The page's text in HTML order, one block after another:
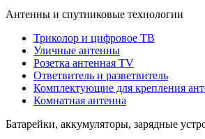
Антенны и спутниковые технологии
Триколор и цифровое ТВ
Уличные антенны
Розетка антенная TV
Ответвитель и разветвитель
Комплектующие для крепления
Комнатная антенна
Батарейки, аккумуляторы, зарядные